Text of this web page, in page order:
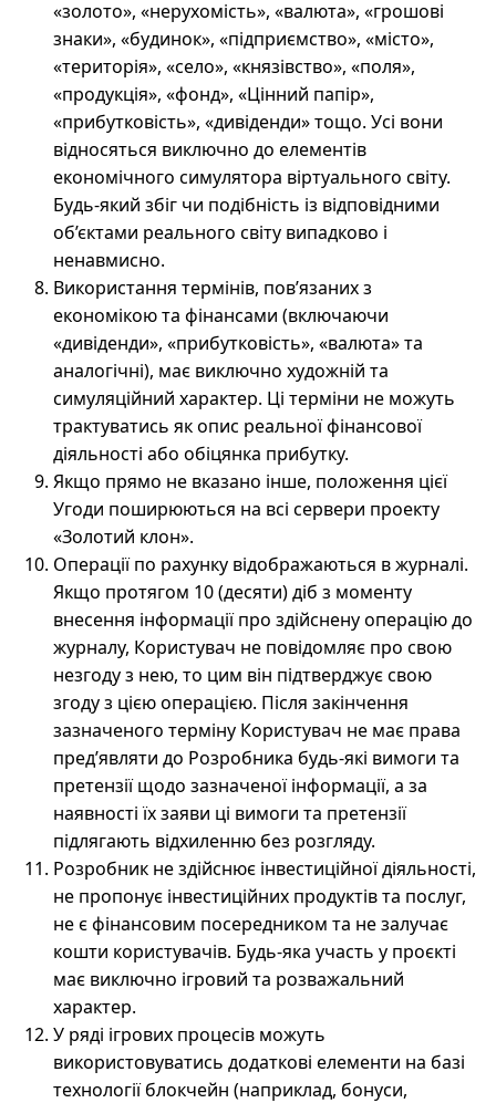
«золото», «нерухомість», «валюта», «грошові
знаки», «будинок», «підприємство», «місто»,
«територія», «село», «князівство», «поля»,
«продукція», «фонд», «Цінний папір»,
«прибутковість», «дивіденди» тощо. Усі вони
відносяться виключно до елементів
економічного симулятора віртуального світу.
Будь-який збіг чи подібність із відповідними
об’єктами реального світу випадково і
ненавмисно.
Використання термінів, пов’язаних з
економікою та фінансами (включаючи
«дивіденди», «прибутковість», «валюта» та
аналогічні), має виключно художній та
симуляційний характер. Ці терміни не можуть
трактуватись як опис реальної фінансової
діяльності або обіцянка прибутку.
Якщо прямо не вказано інше, положення цієї
Угоди поширюються на всі сервери проекту
«Золотий клон».
Операції по рахунку відображаються в журналі.
Якщо протягом 10 (десяти) діб з моменту
внесення інформації про здійснену операцію до
журналу, Користувач не повідомляє про свою
незгоду з нею, то цим він підтверджує свою
згоду з цією операцією. Після закінчення
зазначеного терміну Користувач не має права
пред’являти до Розробника будь-які вимоги та
претензії щодо зазначеної інформації, а за
наявності їх заяви ці вимоги та претензії
підлягають відхиленню без розгляду.
Розробник не здійснює інвестиційної діяльності,
не пропонує інвестиційних продуктів та послуг,
не є фінансовим посередником та не залучає
кошти користувачів. Будь-яка участь у проєкті
має виключно ігровий та розважальний
характер.
У ряді ігрових процесів можуть
використовуватись додаткові елементи на базі
технології блокчейн (наприклад, бонуси,